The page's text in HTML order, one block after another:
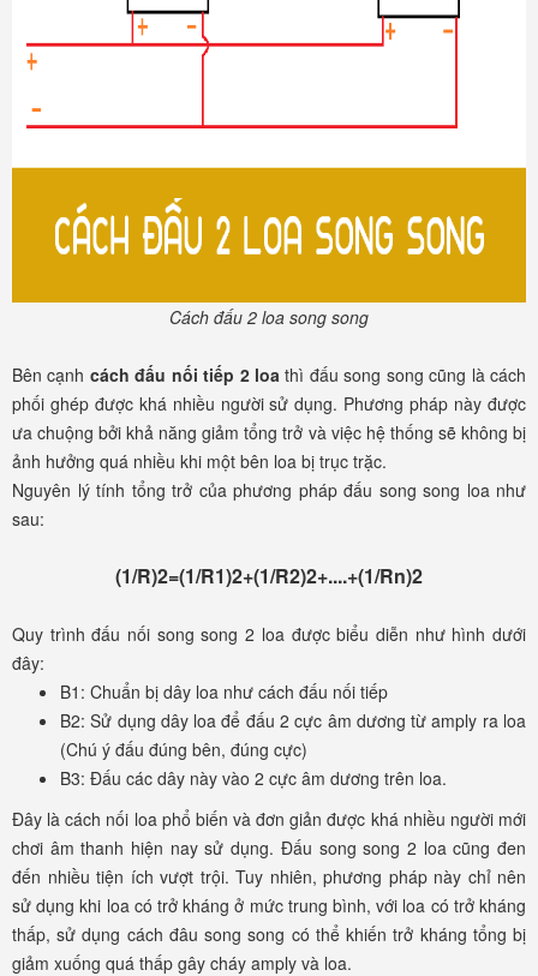
Cách đấu 2 loa song song
Bên cạnh cách đấu nối tiếp 2 loa thì đấu song song cũng là cách
phối ghép được khá nhiều người sử dụng. Phương pháp này được
ưa chuộng bởi khả năng giảm tổng trở và việc hệ thống sẽ không bị
ảnh hưởng quá nhiều khi một bên loa bị trục trặc.
Nguyên lý tính tổng trở của phương pháp đấu song song loa như
sau:
(1/R)2=(1/R1)2+(1/R2)2+....+(1/Rn)2
Quy trình đấu nối song song 2 loa được biểu diễn như hình dưới
đây:
B1: Chuẩn bị dây loa như cách đấu nối tiếp
B2: Sử dụng dây loa để đấu 2 cực âm dương từ amply ra loa
(Chú ý đấu đúng bên, đúng cực)
B3: Đấu các dây này vào 2 cực âm dương trên loa.
Đây là cách nối loa phổ biến và đơn giản được khá nhiều người mới
chơi âm thanh hiện nay sử dụng. Đấu song song 2 loa cũng đen
đến nhiều tiện ích vượt trội. Tuy nhiên, phương pháp này chỉ nên
sử dụng khi loa có trở kháng ở mức trung bình, với loa có trở kháng
thấp, sử dụng cách đâu song song có thể khiến trở kháng tổng bị
giảm xuống quá thấp gây cháy amply và loa.